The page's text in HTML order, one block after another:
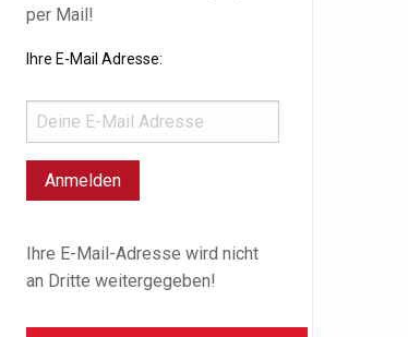
per Mail!
Ihre E-Mail Adresse:
Ihre E-Mail-Adresse wird nicht
an Dritte weitergegeben!